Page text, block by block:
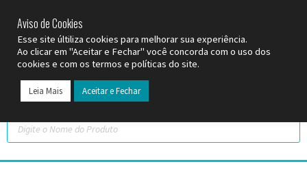
Aviso de Cookies
Esse site últiliza cookies para melhorar sua experiência.
Ao clicar em "Aceitar e Fechar" você concorda com o uso dos
cookies e com os termos e políticas do site.
Leia Mais Aceitar e Fechar